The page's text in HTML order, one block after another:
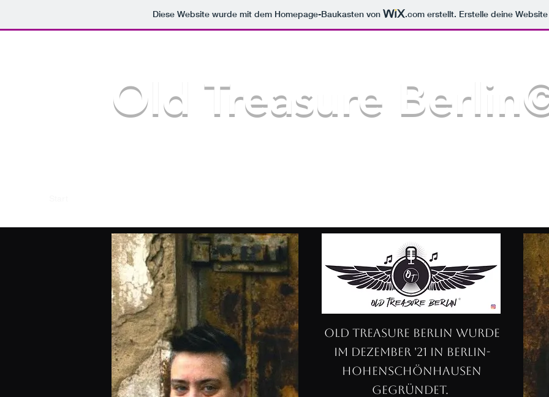
Diese Website wurde mit dem Homepage-Baukasten von .com erstellt. Erstelle deine
Old Treasure
Old Treasure Berlin wurde
im Dezember '21 in Berlin-
Hohenschönhausen
gegründet.